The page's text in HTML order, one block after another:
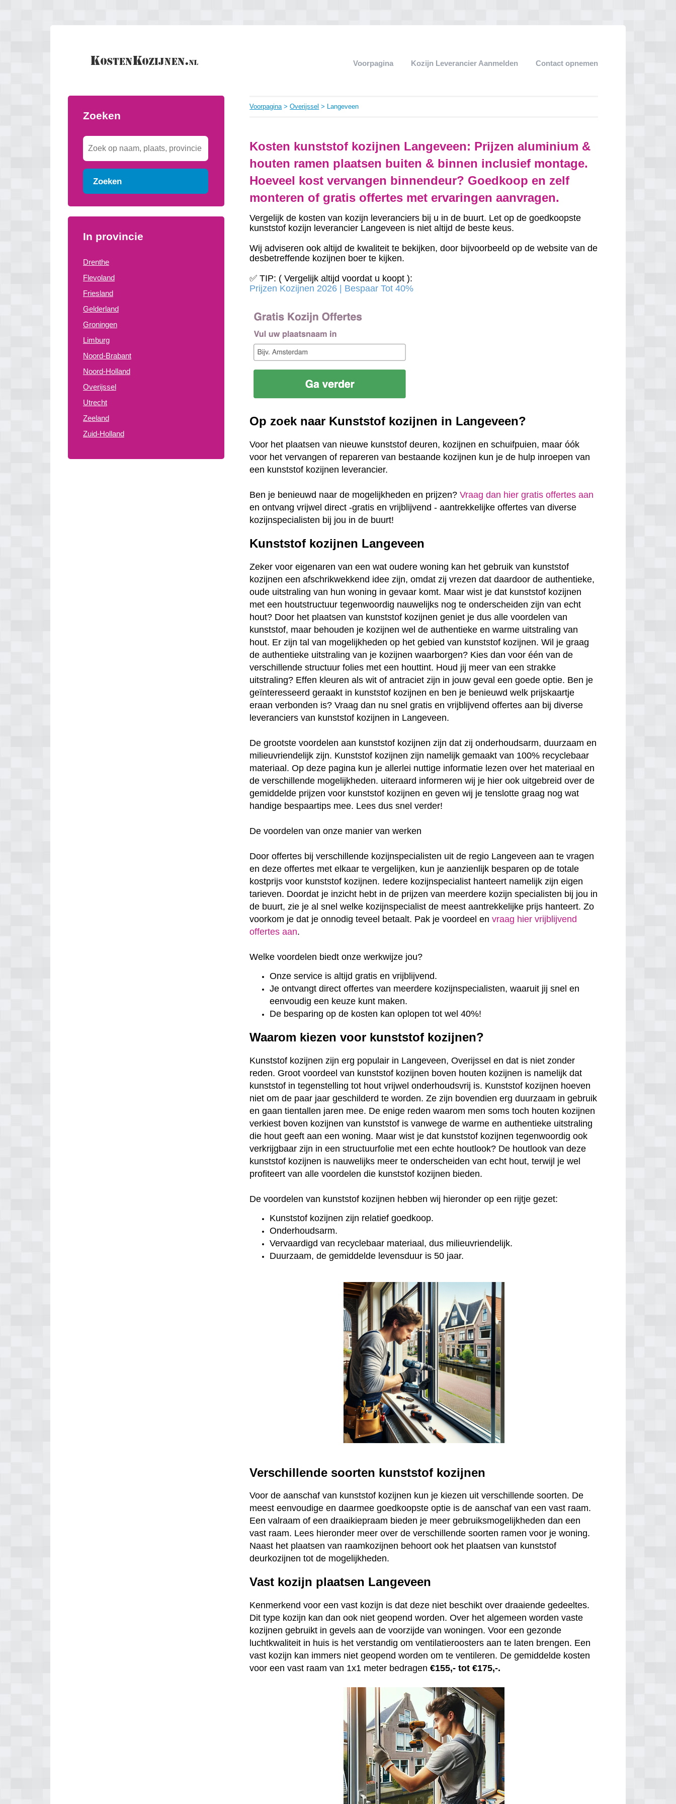
Voorpagina Kozijn Leverancier Aanmelden Contact opnemen
Zoeken
Zoeken
In provincie
Drenthe
Flevoland
Friesland
Gelderland
Groningen
Limburg
Noord-Brabant
Noord-Holland
Overijssel
Utrecht
Zeeland
Zuid-Holland
Voorpagina>Overijssel > Langeveen
Kosten kunststof kozijnen Langeveen: Prijzen aluminium &
houten ramen plaatsen buiten & binnen inclusief montage.
Hoeveel kost vervangen binnendeur? Goedkoop en zelf
monteren of gratis offertes met ervaringen aanvragen.
Vergelijk de kosten van kozijn leveranciers bij u in de buurt. Let op de goedkoopste
kunststof kozijn leverancier Langeveen is niet altijd de beste keus.
Wij adviseren ook altijd de kwaliteit te bekijken, door bijvoorbeeld op de website van de
desbetreffende kozijnen boer te kijken.
✅ TIP: ( Vergelijk altijd voordat u koopt ):
Prijzen Kozijnen 2026 | Bespaar Tot 40%‎
Op zoek naar Kunststof kozijnen in Langeveen?
Voor het plaatsen van nieuwe kunststof deuren, kozijnen en schuifpuien, maar óók
voor het vervangen of repareren van bestaande kozijnen kun je de hulp inroepen van
een kunststof kozijnen leverancier.
Ben je benieuwd naar de mogelijkheden en prijzen?Vraag dan hier gratis offertes aan
en ontvang vrijwel direct -gratis en vrijblijvend - aantrekkelijke offertes van diverse
kozijnspecialisten bij jou in de buurt!
Kunststof kozijnen Langeveen
Zeker voor eigenaren van een wat oudere woning kan het gebruik van kunststof
kozijnen een afschrikwekkend idee zijn, omdat zij vrezen dat daardoor de authentieke,
oude uitstraling van hun woning in gevaar komt. Maar wist je dat kunststof kozijnen
met een houtstructuur tegenwoordig nauwelijks nog te onderscheiden zijn van echt
hout? Door het plaatsen van kunststof kozijnen geniet je dus alle voordelen van
kunststof, maar behouden je kozijnen wel de authentieke en warme uitstraling van
hout. Er zijn tal van mogelijkheden op het gebied van kunststof kozijnen. Wil je graag
de authentieke uitstraling van je kozijnen waarborgen? Kies dan voor één van de
verschillende structuur folies met een houttint. Houd jij meer van een strakke
uitstraling? Effen kleuren als wit of antraciet zijn in jouw geval een goede optie. Ben je
geïnteresseerd geraakt in kunststof kozijnen en ben je benieuwd welk prijskaartje
eraan verbonden is? Vraag dan nu snel gratis en vrijblijvend offertes aan bij diverse
leveranciers van kunststof kozijnen in Langeveen.
De grootste voordelen aan kunststof kozijnen zijn dat zij onderhoudsarm, duurzaam en
milieuvriendelijk zijn. Kunststof kozijnen zijn namelijk gemaakt van 100% recyclebaar
materiaal. Op deze pagina kun je allerlei nuttige informatie lezen over het materiaal en
de verschillende mogelijkheden. uiteraard informeren wij je hier ook uitgebreid over de
gemiddelde prijzen voor kunststof kozijnen en geven wij je tenslotte graag nog wat
handige bespaartips mee. Lees dus snel verder!
De voordelen van onze manier van werken
Door offertes bij verschillende kozijnspecialisten uit de regio Langeveen aan te vragen
en deze offertes met elkaar te vergelijken, kun je aanzienlijk besparen op de totale
kostprijs voor kunststof kozijnen. Iedere kozijnspecialist hanteert namelijk zijn eigen
tarieven. Doordat je inzicht hebt in de prijzen van meerdere kozijn specialisten bij jou in
de buurt, zie je al snel welke kozijnspecialist de meest aantrekkelijke prijs hanteert. Zo
voorkom je dat je onnodig teveel betaalt. Pak je voordeel envraag hier vrijblijvend
offertes aan.
Welke voordelen biedt onze werkwijze jou?
Onze service is altijd gratis en vrijblijvend.
Je ontvangt direct offertes van meerdere kozijnspecialisten, waaruit jij snel en
eenvoudig een keuze kunt maken.
De besparing op de kosten kan oplopen tot wel 40%!
Waarom kiezen voor kunststof kozijnen?
Kunststof kozijnen zijn erg populair in Langeveen, Overijssel en dat is niet zonder
reden. Groot voordeel van kunststof kozijnen boven houten kozijnen is namelijk dat
kunststof in tegenstelling tot hout vrijwel onderhoudsvrij is. Kunststof kozijnen hoeven
niet om de paar jaar geschilderd te worden. Ze zijn bovendien erg duurzaam in gebruik
en gaan tientallen jaren mee. De enige reden waarom men soms toch houten kozijnen
verkiest boven kozijnen van kunststof is vanwege de warme en authentieke uitstraling
die hout geeft aan een woning. Maar wist je dat kunststof kozijnen tegenwoordig ook
verkrijgbaar zijn in een structuurfolie met een echte houtlook? De houtlook van deze
kunststof kozijnen is nauwelijks meer te onderscheiden van echt hout, terwijl je wel
profiteert van alle voordelen die kunststof kozijnen bieden.
De voordelen van kunststof kozijnen hebben wij hieronder op een rijtje gezet:
Kunststof kozijnen zijn relatief goedkoop.
Onderhoudsarm.
Vervaardigd van recyclebaar materiaal, dus milieuvriendelijk.
Duurzaam, de gemiddelde levensduur is 50 jaar.
Verschillende soorten kunststof kozijnen
Voor de aanschaf van kunststof kozijnen kun je kiezen uit verschillende soorten. De
meest eenvoudige en daarmee goedkoopste optie is de aanschaf van een vast raam.
Een valraam of een draaikiepraam bieden je meer gebruiksmogelijkheden dan een
vast raam. Lees hieronder meer over de verschillende soorten ramen voor je woning.
Naast het plaatsen van raamkozijnen behoort ook het plaatsen van kunststof
deurkozijnen tot de mogelijkheden.
Vast kozijn plaatsen Langeveen
Kenmerkend voor een vast kozijn is dat deze niet beschikt over draaiende gedeeltes.
Dit type kozijn kan dan ook niet geopend worden. Over het algemeen worden vaste
kozijnen gebruikt in gevels aan de voorzijde van woningen. Voor een gezonde
luchtkwaliteit in huis is het verstandig om ventilatieroosters aan te laten brengen. Een
vast kozijn kan immers niet geopend worden om te ventileren. De gemiddelde kosten
voor een vast raam van 1x1 meter bedragen€155,- tot €175,-.